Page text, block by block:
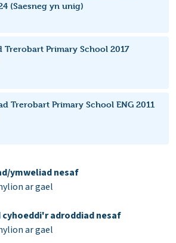
(Saesneg yn unig)
Primary School 2017
Trerobart Primary School ENG 2011
ymweliad nesaf
ar gael
cyhoeddi'r adroddiad nesaf
ar gael